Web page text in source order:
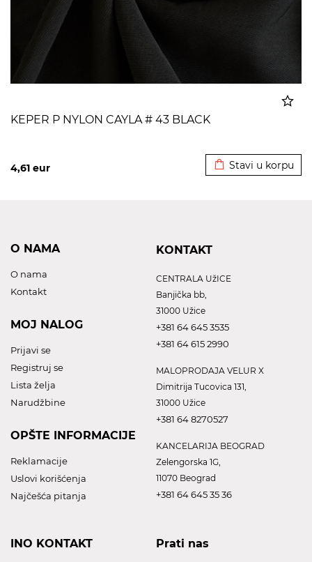
KEPER P NYLON CAYLA # 43 BLACK
4,61 eur Stavi u korpu
O NAMA
O nama
Kontakt
MOJ NALOG
Prijavi se
Registruj se
Lista želja
Narudžbine
OPŠTE INFORMACIJE
Reklamacije
Uslovi korišćenja
Najčešća pitanja
KONTAKT
CENTRALA UžICE
Banjička bb,
31000 Užice
+381 64 645 3535
+381 64 615 2990
MALOPRODAJA VELUR X
Dimitrija Tucovica 131,
31000 Užice
+381 64 8270527
KANCELARIJA BEOGRAD
Zelengorska 1G,
11070 Beograd
+381 64 645 35 36
INO KONTAKT Prati nas